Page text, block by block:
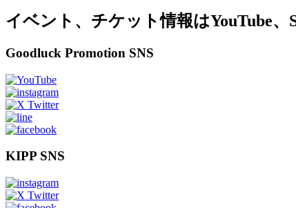
イベント、チケット情報はYouTube、
Goodluck Promotion SNS
KIPP SNS